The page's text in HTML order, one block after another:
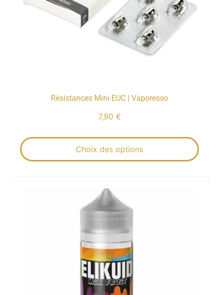
Résistances Mini EUC | Vaporesso
7,90 €
Choix des options